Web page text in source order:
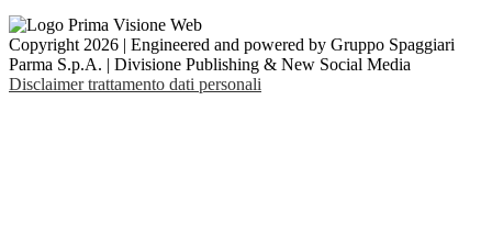
Copyright 2026 | Engineered and powered by Gruppo Spaggiari
Parma S.p.A. | Divisione Publishing & New Social Media
Disclaimer trattamento dati personali